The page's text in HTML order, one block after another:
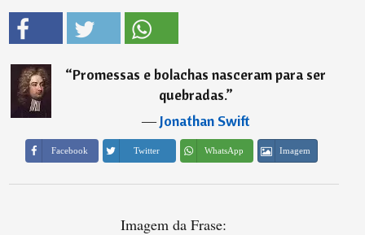
“Promessas e bolachas nasceram para ser
quebradas.”
―Jonathan Swift
Facebook Twitter WhatsApp Imagem
Imagem da Frase: